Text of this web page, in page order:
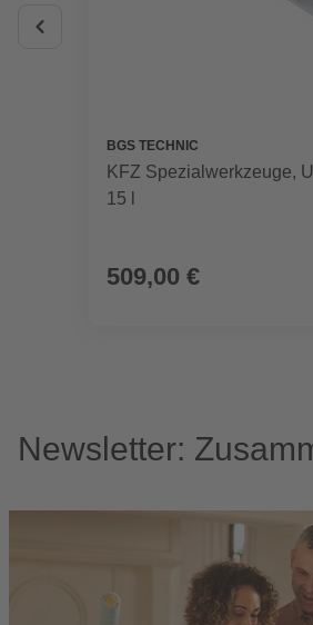
BGS TECHNIC
KFZ Spezialwerkzeuge,
15 l
509,00 €
Newsletter: